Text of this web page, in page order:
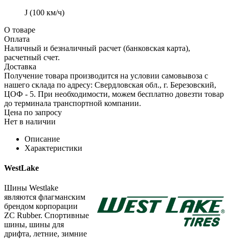
J (100 км/ч)
О товаре
Оплата
Наличный и безналичный расчет (банковская карта),
расчетный счет.
Доставка
Получение товара производится на условии самовывоза с
нашего склада по адресу: Свердловская обл., г. Березовский,
ЦОФ - 5. При необходимости, можем бесплатно довезти товар
до терминала транспортной компании.
Цена по запросу
Нет в наличии
Описание
Характеристики
WestLake
Шины Westlake
являются флагманским
брендом корпорации
ZC Rubber. Спортивные
шины, шины для
дрифта, летние, зимние